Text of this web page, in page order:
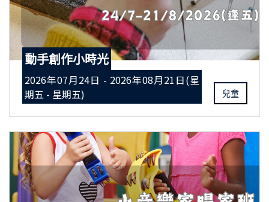
動手創作小時光
2026年07月24日 - 2026年08月21日(星
期五 - 星期五)
兒童